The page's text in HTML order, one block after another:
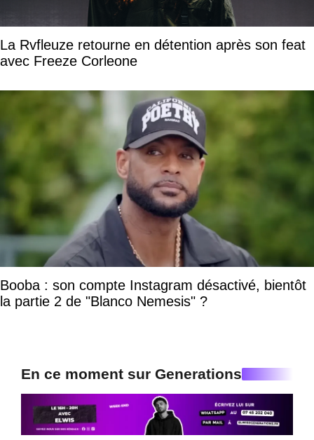
La Rvfleuze retourne en détention après son feat
avec Freeze Corleone
Booba : son compte Instagram désactivé, bientôt
la partie 2 de "Blanco Nemesis" ?
En ce moment sur Generations